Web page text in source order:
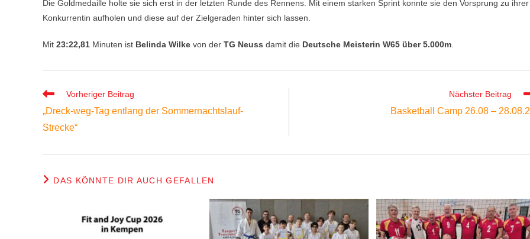
Die Goldmedaille holte sie sich erst in der letzten Runde des Rennens. Mit einem starken Sprint konnte sie den Vorsprung zu ihrer
Konkurrentin aufholen und diese auf der Zielgeraden hinter sich lassen.
Mit 23:22,81 Minuten ist Belinda Wilke von der TG Neuss damit die Deutsche Meisterin W65 über 5.000m
Weitere
ansehen
Vorheriger Beitrag
„Dreck-weg-Tag entlang der Sommernachtslauf-
Strecke“
Nächster Beitrag
Basketball Camp 26.08 –
DAS KÖNNTE DIR AUCH GEFALLEN